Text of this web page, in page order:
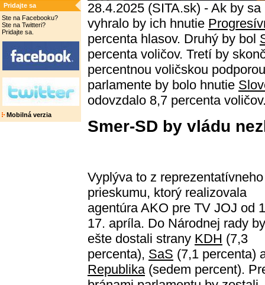
Pridajte sa
Ste na Facebooku?
Ste na Twitteri?
Pridajte sa.
Mobilná verzia
28.4.2025 (SITA.sk) - Ak by
vyhralo by ich hnutie
percenta hlasov. Druhý by bol
percenta voličov. Tretí by
percentnou voličskou
parlamente by bolo hnutie
odovzdalo 8,7 percenta
Smer-SD by vládu
Vyplýva to z reprezentatívneho
prieskumu, ktorý realizovala
agentúra AKO pre TV JOJ od
17. apríla. Do Národnej rady
ešte dostali strany KDH (7,3
percenta), SaS (7,1 percenta)
Republika(sedem percent).